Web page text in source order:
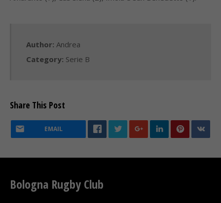
Author: Andrea
Category: Serie B
Share This Post
EMAIL
Bologna Rugby Club